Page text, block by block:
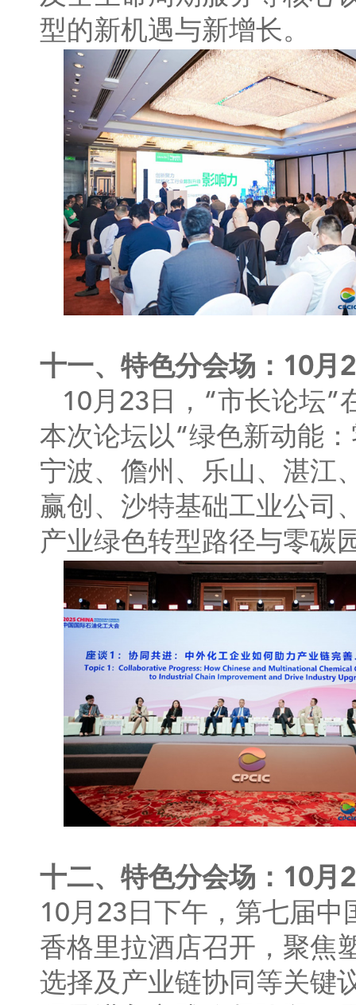
型的新机遇与新增长。
十一、特色分会场：10月
10月23日，“市长论坛”
本次论坛以“绿色新动能
宁波、儋州、乐山、湛江
赢创、沙特基础工业公司
产业绿色转型路径与零碳
十二、特色分会场：10月
10月23日下午，第七届
香格里拉酒店召开，聚焦
选择及产业链协同等关键